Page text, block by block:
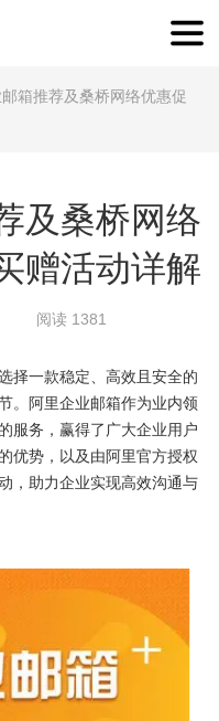
箱推荐及桑桥网络优惠促
及桑桥网络
赠活动详解
阅读 1381
择一款稳定、高效且安全的
。阿里企业邮箱作为业内领
服务，赢得了广大企业用户
优势，以及由阿里官方授权
，助力企业实现高效沟通与